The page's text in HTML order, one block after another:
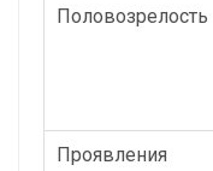
Половозрелость
Проявления